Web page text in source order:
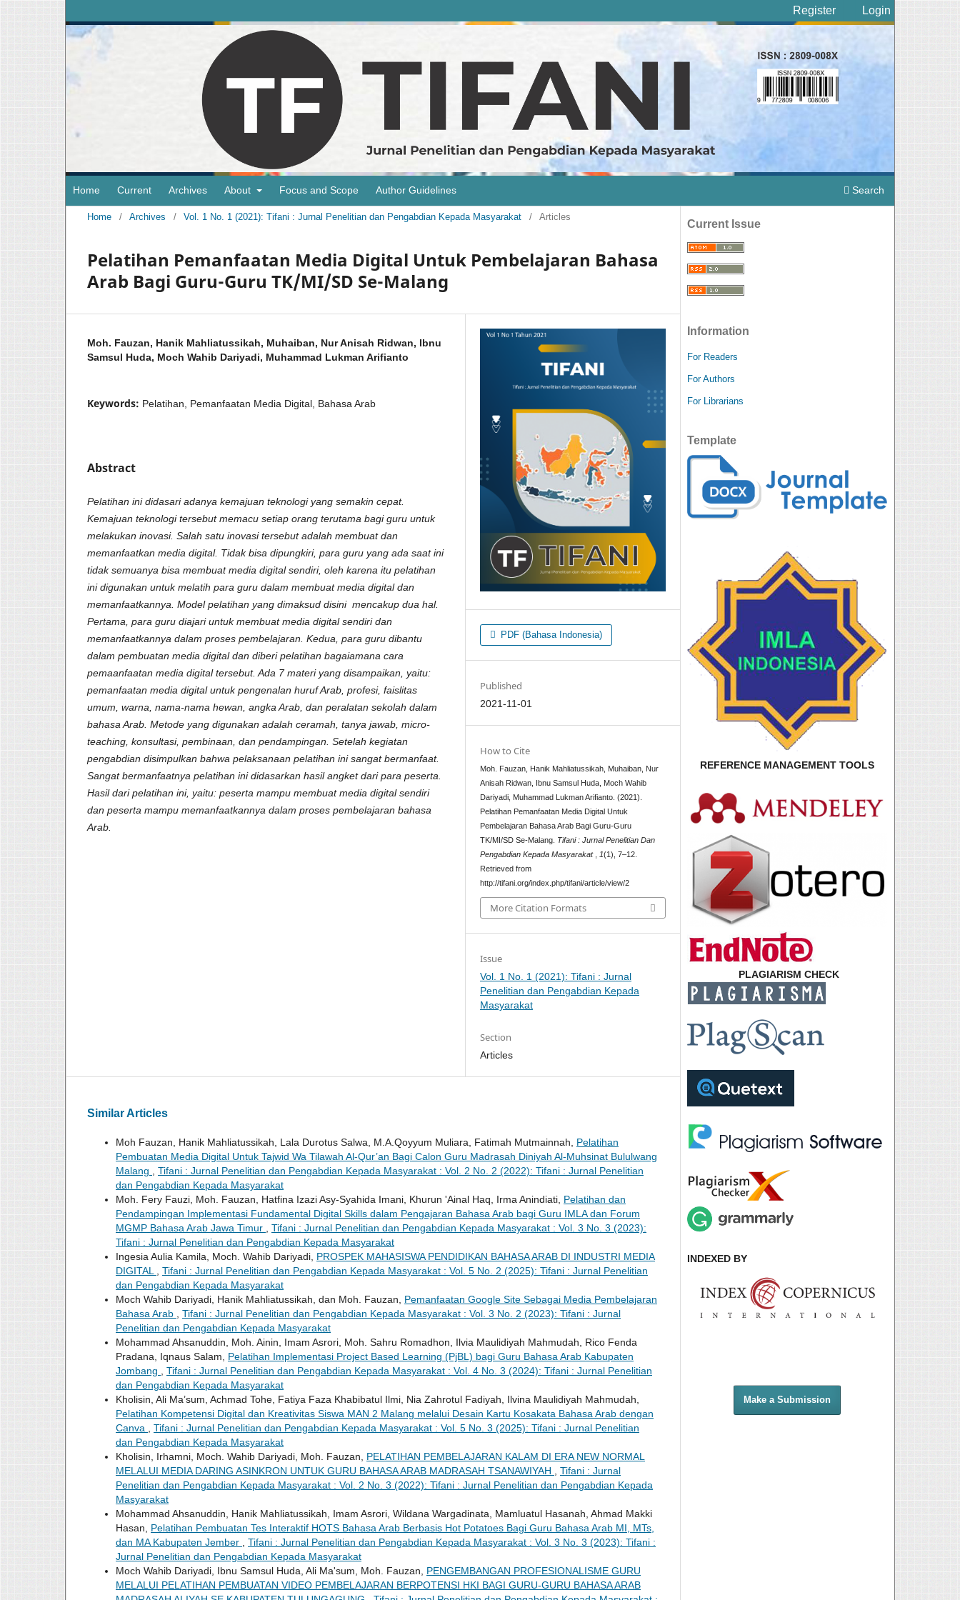
Home Current Archives About Focus and Scope Author Guidelines Search
Register Login
Home / Archives / Vol. 1 No. 1 (2021): Tifani : Jurnal Penelitian dan Pengabdian Kepada Masyarakat / Articles
Pelatihan Pemanfaatan Media Digital Untuk Pembelajaran Bahasa
Arab Bagi Guru-Guru TK/MI/SD Se-Malang
Moh. Fauzan, Hanik Mahliatussikah, Muhaiban, Nur Anisah Ridwan, Ibnu
Samsul Huda, Moch Wahib Dariyadi, Muhammad Lukman Arifianto
Keywords: Pelatihan, Pemanfaatan Media Digital, Bahasa Arab
Abstract
Pelatihan ini didasari adanya kemajuan teknologi yang semakin cepat.
Kemajuan teknologi tersebut memacu setiap orang terutama bagi guru untuk
melakukan inovasi. Salah satu inovasi tersebut adalah membuat dan
memanfaatkan media digital. Tidak bisa dipungkiri, para guru yang ada saat ini
tidak semuanya bisa membuat media digital sendiri, oleh karena itu pelatihan
ini digunakan untuk melatih para guru dalam membuat media digital dan
memanfaatkannya. Model pelatihan yang dimaksud disini mencakup dua hal.
Pertama, para guru diajari untuk membuat media digital sendiri dan
memanfaatkannya dalam proses pembelajaran. Kedua, para guru dibantu
dalam pembuatan media digital dan diberi pelatihan bagaiamana cara
pemaanfaatan media digital tersebut. Ada 7 materi yang disampaikan, yaitu:
pemanfaatan media digital untuk pengenalan huruf Arab, profesi, faislitas
umum, warna, nama-nama hewan, angka Arab, dan peralatan sekolah dalam
bahasa Arab. Metode yang digunakan adalah ceramah, tanya jawab, micro-
teaching, konsultasi, pembinaan, dan pendampingan. Setelah kegiatan
pengabdian disimpulkan bahwa pelaksanaan pelatihan ini sangat bermanfaat.
Sangat bermanfaatnya pelatihan ini didasarkan hasil angket dari para peserta.
Hasil dari pelatihan ini, yaitu: peserta mampu membuat media digital sendiri
dan peserta mampu memanfaatkannya dalam proses pembelajaran bahasa
Arab.
PDF (Bahasa Indonesia)
Published
2021-11-01
How to Cite
Moh. Fauzan, Hanik Mahliatussikah, Muhaiban, Nur
Anisah Ridwan, Ibnu Samsul Huda, Moch Wahib
Dariyadi, Muhammad Lukman Arifianto. (2021).
Pelatihan Pemanfaatan Media Digital Untuk
Pembelajaran Bahasa Arab Bagi Guru-Guru
TK/MI/SD Se-Malang. Tifani : Jurnal Penelitian Dan
Pengabdian Kepada Masyarakat
1(1), 7–12.
Retrieved from
http://tifani.org/index.php/tifani/article/view/2
More Citation Formats
Issue
Vol. 1 No. 1 (2021): Tifani : Jurnal
Penelitian dan Pengabdian Kepada
Masyarakat
Section
Articles
Similar Articles
Moh Fauzan, Hanik Mahliatussikah, Lala Durotus Salwa, M.A.Qoyyum Muliara, Fatimah Mutmainnah, Pelatihan
Pembuatan Media Digital Untuk Tajwid Wa Tilawah Al-Qur’an Bagi Calon Guru Madrasah Diniyah Al-Muhsinat Bululwang
Malang , Tifani : Jurnal Penelitian dan Pengabdian Kepada Masyarakat : Vol. 2 No. 2 (2022): Tifani : Jurnal Penelitian
dan Pengabdian Kepada Masyarakat
Moh. Fery Fauzi, Moh. Fauzan, Hatfina Izazi Asy-Syahida Imani, Khurun 'Ainal Haq, Irma Anindiati, Pelatihan dan
Pendampingan Implementasi Fundamental Digital Skills dalam Pengajaran Bahasa Arab bagi Guru IMLA dan Forum
MGMP Bahasa Arab Jawa Timur , Tifani : Jurnal Penelitian dan Pengabdian Kepada Masyarakat : Vol. 3 No. 3 (2023):
Tifani : Jurnal Penelitian dan Pengabdian Kepada Masyarakat
Ingesia Aulia Kamila, Moch. Wahib Dariyadi, PROSPEK MAHASISWA PENDIDIKAN BAHASA ARAB DI INDUSTRI MEDIA
DIGITAL , Tifani : Jurnal Penelitian dan Pengabdian Kepada Masyarakat : Vol. 5 No. 2 (2025): Tifani : Jurnal Penelitian
dan Pengabdian Kepada Masyarakat
Moch Wahib Dariyadi, Hanik Mahliatussikah, dan Moh. Fauzan, Pemanfaatan Google Site Sebagai Media Pembelajaran
Bahasa Arab , Tifani : Jurnal Penelitian dan Pengabdian Kepada Masyarakat : Vol. 3 No. 2 (2023): Tifani : Jurnal
Penelitian dan Pengabdian Kepada Masyarakat
Mohammad Ahsanuddin, Moh. Ainin, Imam Asrori, Moh. Sahru Romadhon, Ilvia Maulidiyah Mahmudah, Rico Fenda
Pradana, Iqnaus Salam, Pelatihan Implementasi Project Based Learning (PjBL) bagi Guru Bahasa Arab Kabupaten
Jombang , Tifani : Jurnal Penelitian dan Pengabdian Kepada Masyarakat : Vol. 4 No. 3 (2024): Tifani : Jurnal Penelitian
dan Pengabdian Kepada Masyarakat
Kholisin, Ali Ma’sum, Achmad Tohe, Fatiya Faza Khabibatul Ilmi, Nia Zahrotul Fadiyah, Ilvina Maulidiyah Mahmudah,
Pelatihan Kompetensi Digital dan Kreativitas Siswa MAN 2 Malang melalui Desain Kartu Kosakata Bahasa Arab dengan
Canva , Tifani : Jurnal Penelitian dan Pengabdian Kepada Masyarakat : Vol. 5 No. 3 (2025): Tifani : Jurnal Penelitian
dan Pengabdian Kepada Masyarakat
Kholisin, Irhamni, Moch. Wahib Dariyadi, Moh. Fauzan, PELATIHAN PEMBELAJARAN KALAM DI ERA NEW NORMAL
MELALUI MEDIA DARING ASINKRON UNTUK GURU BAHASA ARAB MADRASAH TSANAWIYAH , Tifani : Jurnal
Penelitian dan Pengabdian Kepada Masyarakat : Vol. 2 No. 3 (2022): Tifani : Jurnal Penelitian dan Pengabdian Kepada
Masyarakat
Mohammad Ahsanuddin, Hanik Mahliatussikah, Imam Asrori, Wildana Wargadinata, Mamluatul Hasanah, Ahmad Makki
Hasan, Pelatihan Pembuatan Tes Interaktif HOTS Bahasa Arab Berbasis Hot Potatoes Bagi Guru Bahasa Arab MI, MTs,
dan MA Kabupaten Jember , Tifani : Jurnal Penelitian dan Pengabdian Kepada Masyarakat : Vol. 3 No. 3 (2023): Tifani :
Jurnal Penelitian dan Pengabdian Kepada Masyarakat
Moch Wahib Dariyadi, Ibnu Samsul Huda, Ali Ma'sum, Moh. Fauzan, PENGEMBANGAN PROFESIONALISME GURU
MELALUI PELATIHAN PEMBUATAN VIDEO PEMBELAJARAN BERPOTENSI HKI BAGI GURU-GURU BAHASA ARAB
Current Issue
Information
For Readers
For Authors
For Librarians
Template
REFERENCE MANAGEMENT TOOLS
PLAGIARISM CHECK
INDEXED BY
Make a Submission